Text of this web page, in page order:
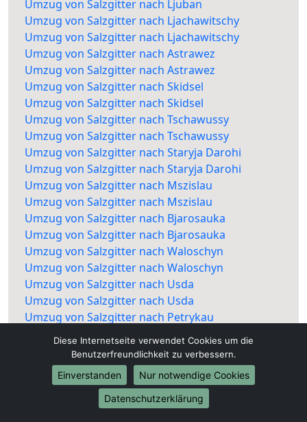
Umzug von Salzgitter nach Ljuban
Umzug von Salzgitter nach Ljachawitschy
Umzug von Salzgitter nach Ljachawitschy
Umzug von Salzgitter nach Astrawez
Umzug von Salzgitter nach Astrawez
Umzug von Salzgitter nach Skidsel
Umzug von Salzgitter nach Skidsel
Umzug von Salzgitter nach Tschawussy
Umzug von Salzgitter nach Tschawussy
Umzug von Salzgitter nach Staryja Darohi
Umzug von Salzgitter nach Staryja Darohi
Umzug von Salzgitter nach Mszislau
Umzug von Salzgitter nach Mszislau
Umzug von Salzgitter nach Bjarosauka
Umzug von Salzgitter nach Bjarosauka
Umzug von Salzgitter nach Waloschyn
Umzug von Salzgitter nach Waloschyn
Umzug von Salzgitter nach Usda
Umzug von Salzgitter nach Usda
Umzug von Salzgitter nach Petrykau
Umzug von Salzgitter nach Petrykau
Diese Internetseite verwendet Cookies um die
Benutzerfreundlichkeit zu verbessern.
Einverstanden
Nur notwendige Cookies
Datenschutzerklärung